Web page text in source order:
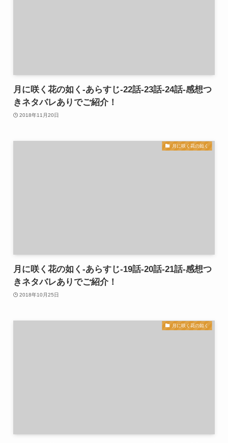
月に咲く花の如く-あらすじ-22話-23話-24話-感想つ
きネタバレありでご紹介！
2018年11月20日
月に咲く花の如く
月に咲く花の如く-あらすじ-19話-20話-21話-感想つ
きネタバレありでご紹介！
2018年10月25日
月に咲く花の如く